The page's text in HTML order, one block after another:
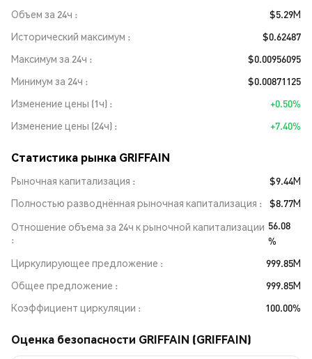
Объем за 24ч
$5.29M
Исторический максимум
$0.62487
Максимум за 24ч
$0.00956095
Минимум за 24ч
$0.00871125
Изменение цены (1ч)
+0.50%
Изменение цены (24ч)
+7.40%
Статистика рынка GRIFFAIN
Рыночная капитализация
$9.44M
Полностью разводнённая рыночная капитализация
$8.77M
Отношение объема за 24ч к рыночной капитализации 56.08
%
Циркулирующее предложение
999.85M
Общее предложение
999.85M
Коэффициент циркуляции
100.00%
Оценка безопасности GRIFFAIN (GRIFFAIN)